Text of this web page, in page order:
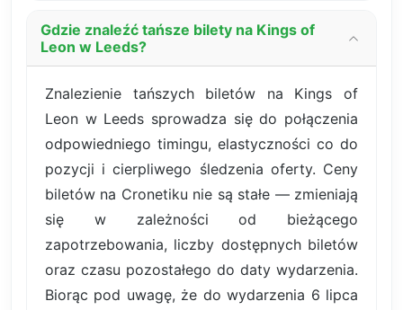
Gdzie znaleźć tańsze bilety na Kings of
Leon w Leeds?
Znalezienie tańszych biletów na Kings of
Leon w Leeds sprowadza się do połączenia
odpowiedniego timingu, elastyczności co do
pozycji i cierpliwego śledzenia oferty. Ceny
biletów na Cronetiku nie są stałe — zmieniają
się w zależności od bieżącego
zapotrzebowania, liczby dostępnych biletów
oraz czasu pozostałego do daty wydarzenia.
Biorąc pod uwagę, że do wydarzenia 6 lipca